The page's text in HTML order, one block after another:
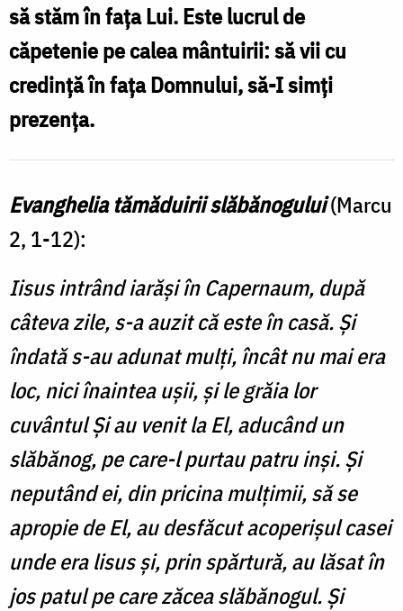
Post
(a
Sfântului
Grigorie
Vindecarea
slăbănogului
Capermanum
-
Sfântul
Nicolae
Velimirovici
să stăm în faţa Lui. Este lucrul de
căpetenie pe calea mântuirii: să vii cu
credinţă în faţa Domnului, să-I simţi
prezenţa.
Evanghelia tămăduirii slăbănogului(Marcu
2, 1-12):
Iisus intrând iarăşi în Capernaum, după
câteva zile, s-a auzit că este în casă. Şi
îndată s-au adunat mulţi, încât nu mai era
loc, nici înaintea uşii, şi le grăia lor
cuvântul Şi au venit la El, aducând un
slăbănog, pe care-l purtau patru inşi. Şi
neputând ei, din pricina mulţimii, să se
apro­pie de El, au desfăcut acoperişul casei
unde era lisus şi, prin spărtură, au lăsat în
jos patul pe care zăcea slăbănogul. Şi